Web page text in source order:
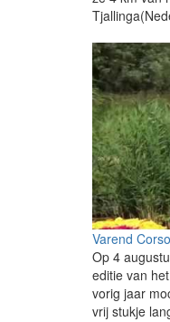
Varend
Op 4
editie van
vorig jaar
vrij stukje